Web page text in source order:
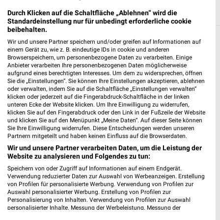
Weitere K+K Geschäfte mit Angeboten in
und um Nordkirchen
5 Geschäfte und Orte
K+K Angebote in Selm
Selm, Deutschland
415,64 km
K+K Angebote in Ascheberg
Ascheberg, Deutschland
402,93 km
Durch Klicken auf die Schaltfläche „Ablehnen“ wird die
Standardeinstellung nur für unbedingt erforderliche cookie
beibehalten.
Wir und unsere Partner speichern und/oder greifen auf Informationen auf
einem Gerät zu, wie z. B. eindeutige IDs in cookie und anderen
Browserspeichern, um personenbezogene Daten zu verarbeiten. Einige
Anbieter verarbeiten Ihre personenbezogenen Daten möglicherweise
aufgrund eines berechtigten Interesses. Um dem zu widersprechen, öffnen
Sie die „Einstellungen“. Sie können Ihre Einstellungen akzeptieren, ablehnen
oder verwalten, indem Sie auf die Schaltfläche „Einstellungen verwalten“
klicken oder jederzeit auf die Fingerabdruck-Schaltfläche in der linken
unteren Ecke der Website klicken. Um Ihre Einwilligung zu widerrufen,
klicken Sie auf den Fingerabdruck oder den Link in der Fußzeile der Website
und klicken Sie auf den Menüpunkt „Meine Daten“. Auf dieser Seite können
Sie Ihre Einwilligung widerrufen. Diese Entscheidungen werden unseren
Partnern mitgeteilt und haben keinen Einfluss auf die Browserdaten.
Wir und unsere Partner verarbeiten Daten, um die Leistung der
Website zu analysieren und Folgendes zu tun:
Speichern von oder Zugriff auf Informationen auf einem Endgerät.
Verwendung reduzierter Daten zur Auswahl von Werbeanzeigen. Erstellung
von Profilen für personalisierte Werbung. Verwendung von Profilen zur
Auswahl personalisierter Werbung. Erstellung von Profilen zur
Personalisierung von Inhalten. Verwendung von Profilen zur Auswahl
personalisierter Inhalte. Messung der Werbeleistung. Messung der